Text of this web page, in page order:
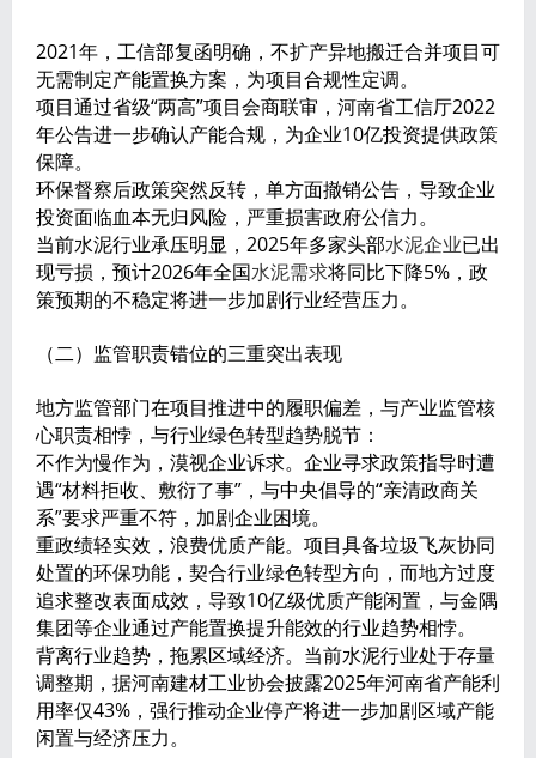
2021年，工信部复函明确，不扩产异地搬迁合并项目可
无需制定产能置换方案，为项目合规性定调。
项目通过省级“两高”项目会商联审，河南省工信厅2022
年公告进一步确认产能合规，为企业10亿投资提供政策
保障。
环保督察后政策突然反转，单方面撤销公告，导致企业
投资面临血本无归风险，严重损害政府公信力。
当前水泥行业承压明显，2025年多家头部水泥企业已出
现亏损，预计2026年全国水泥需求将同比下降5%，政
策预期的不稳定将进一步加剧行业经营压力。
（二）监管职责错位的三重突出表现
地方监管部门在项目推进中的履职偏差，与产业监管核
心职责相悖，与行业绿色转型趋势脱节：
不作为慢作为，漠视企业诉求。企业寻求政策指导时遭
遇“材料拒收、敷衍了事”，与中央倡导的“亲清政商关
系”要求严重不符，加剧企业困境。
重政绩轻实效，浪费优质产能。项目具备垃圾飞灰协同
处置的环保功能，契合行业绿色转型方向，而地方过度
追求整改表面成效，导致10亿级优质产能闲置，与金隅
集团等企业通过产能置换提升能效的行业趋势相悖。
背离行业趋势，拖累区域经济。当前水泥行业处于存量
调整期，据河南建材工业协会披露2025年河南省产能利
用率仅43%，强行推动企业停产将进一步加剧区域产能
闲置与经济压力。